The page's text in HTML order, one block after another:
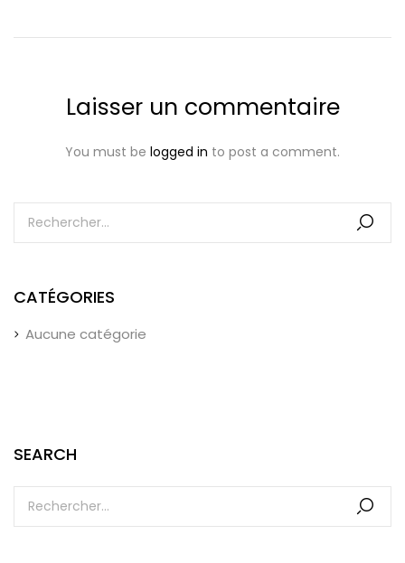
CATÉGORIES
Aucune catégorie
SEARCH
Laisser un commentaire
You must be logged in to post a comment.